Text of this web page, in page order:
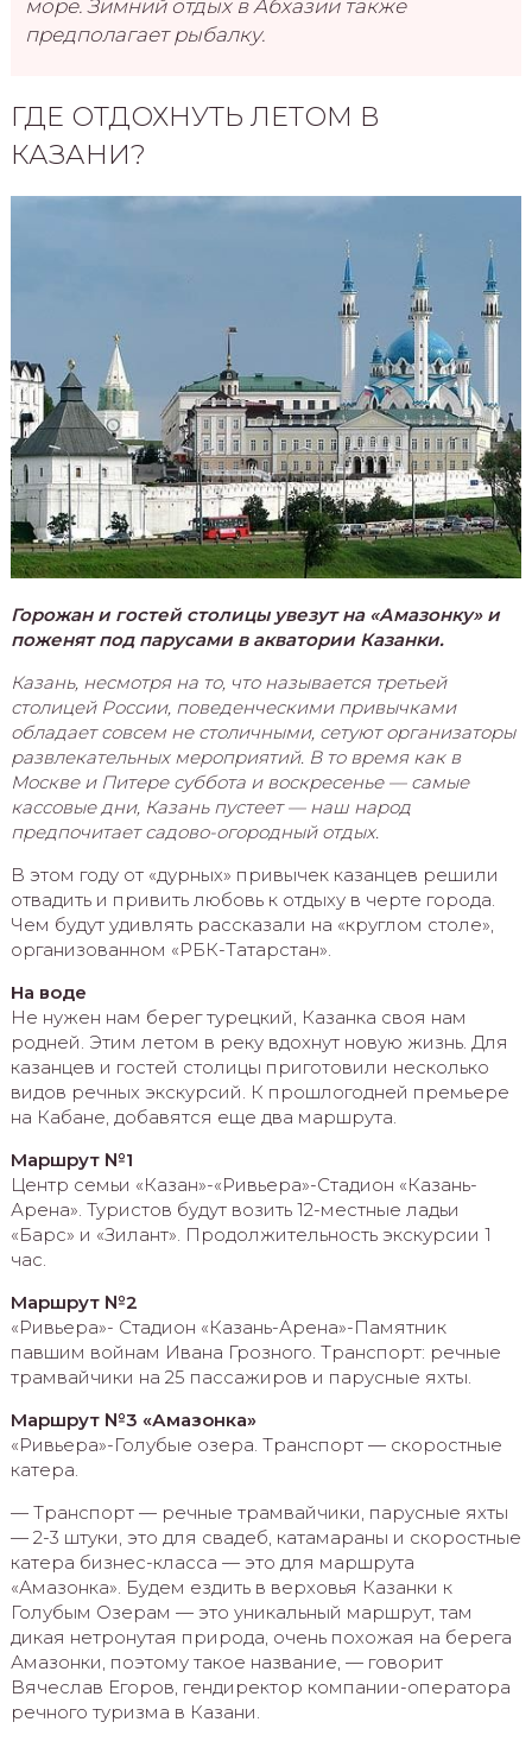
море. Зимний отдых в Абхазии также
предполагает рыбалку.
ГДЕ ОТДОХНУТЬ ЛЕТОМ В
КАЗАНИ?
Горожан и гостей столицы увезут на «Амазонку» и
поженят под парусами в акватории Казанки.
Казань, несмотря на то, что называется третьей
столицей России, поведенческими привычками
обладает совсем не столичными, сетуют организаторы
развлекательных мероприятий. В то время как в
Москве и Питере суббота и воскресенье — самые
кассовые дни, Казань пустеет — наш народ
предпочитает садово-огородный отдых.
В этом году от «дурных» привычек казанцев решили
отвадить и привить любовь к отдыху в черте города.
Чем будут удивлять рассказали на «круглом столе»,
организованном «РБК-Татарстан».
На воде
Не нужен нам берег турецкий, Казанка своя нам
родней. Этим летом в реку вдохнут новую жизнь. Для
казанцев и гостей столицы приготовили несколько
видов речных экскурсий. К прошлогодней премьере
на Кабане, добавятся еще два маршрута.
Маршрут №1
Центр семьи «Казан»-«Ривьера»-Стадион «Казань-
Арена». Туристов будут возить 12-местные ладьи
«Барс» и «Зилант». Продолжительность экскурсии 1
час.
Маршрут №2
«Ривьера»- Стадион «Казань-Арена»-Памятник
павшим войнам Ивана Грозного. Транспорт: речные
трамвайчики на 25 пассажиров и парусные яхты.
Маршрут №3 «Амазонка»
«Ривьера»-Голубые озера. Транспорт — скоростные
катера.
— Транспорт — речные трамвайчики, парусные яхты
— 2-3 штуки, это для свадеб, катамараны и скоростные
катера бизнес-класса — это для маршрута
«Амазонка». Будем ездить в верховья Казанки к
Голубым Озерам — это уникальный маршрут, там
дикая нетронутая природа, очень похожая на берега
Амазонки, поэтому такое название, — говорит
Вячеслав Егоров, гендиректор компании-оператора
речного туризма в Казани.